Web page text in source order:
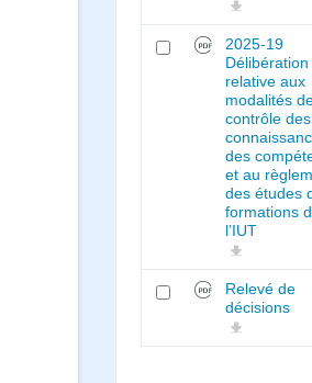
2025-19
Délibération
relative aux
modalités
contrôle des
des
et au
des études
formations
l’IUT
Relevé de
décisions